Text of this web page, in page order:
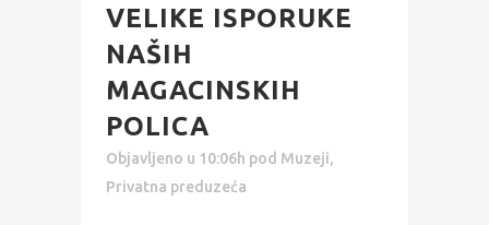
VELIKE ISPORUKE
NAŠIH
MAGACINSKIH
POLICA
Objavljeno u 10:06h pod Muzeji,
Privatna preduzeća